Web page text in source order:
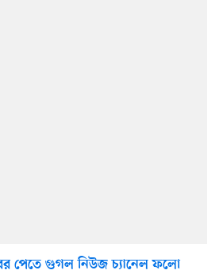
পেতে গুগল নিউজ চ্যানেল ফলো